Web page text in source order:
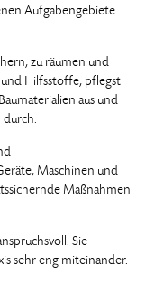
Aufgabengebiete
zu räumen und
Hilfsstoffe, pflegst
aus und
durch.
Maschinen und
Maßnahmen
Sie
sehr eng miteinander.